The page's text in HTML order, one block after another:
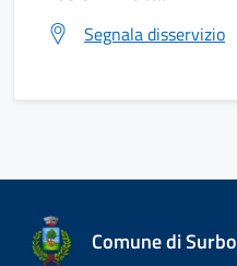
Segnala disservizio
Comune di Surbo